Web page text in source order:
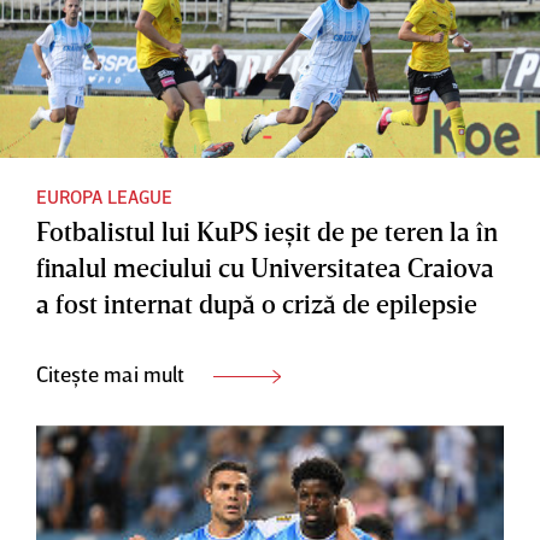
EUROPA LEAGUE
Fotbalistul lui KuPS ieşit de pe teren la în
finalul meciului cu Universitatea Craiova
a fost internat după o criză de epilepsie
Citește mai mult